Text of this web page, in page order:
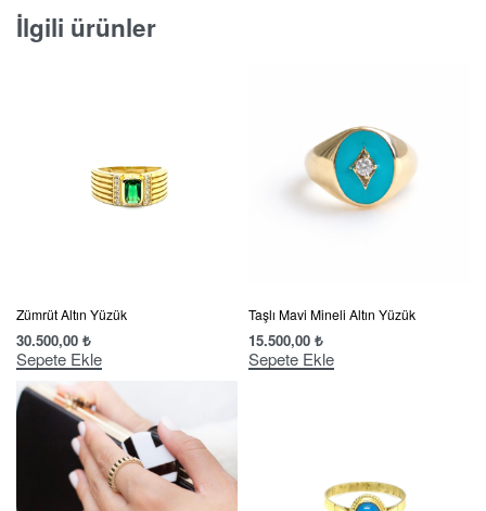
İlgili ürünler
Zümrüt Altın Yüzük
30.500,00 ₺
Sepete Ekle
Taşlı Mavi Mineli Altın Yüzük
15.500,00 ₺
Sepete Ekle